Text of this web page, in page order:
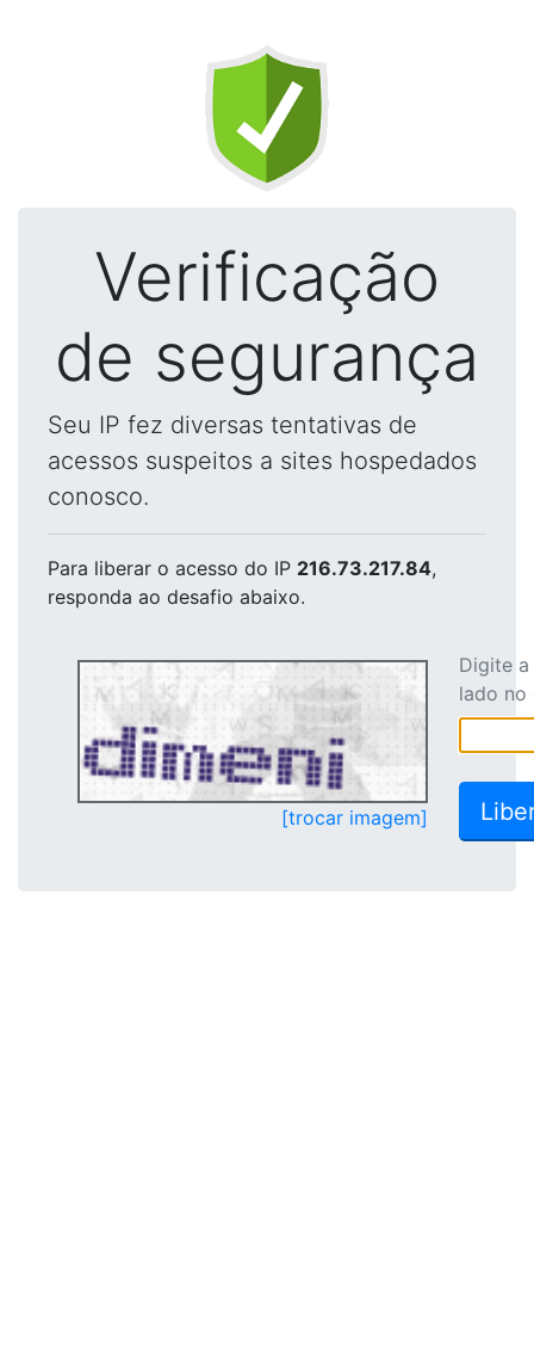
Verificação
de segurança
Seu IP fez diversas tentativas de
acessos suspeitos a sites hospedados
conosco.
Para liberar o acesso do IP 216.73.217.84,
responda ao desafio abaixo.
[trocar imagem]
Digite
lado no